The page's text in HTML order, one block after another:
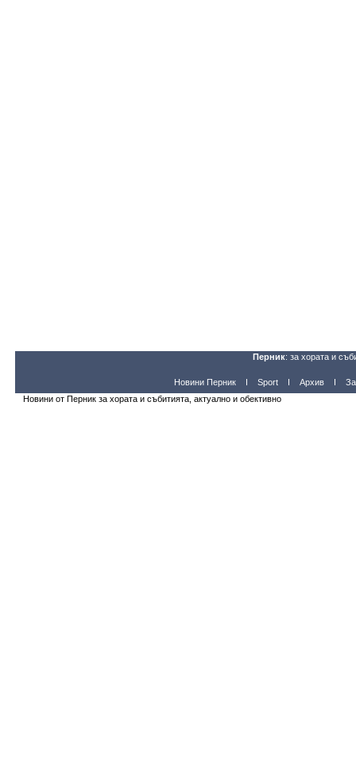
Перник: за хората и
Новини Перник Sport Архив
Новини от Перник за хората и събитията, актуално и обективно